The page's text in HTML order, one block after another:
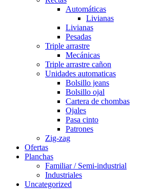
Automáticas
Livianas
Livianas
Pesadas
Triple arrastre
Mecánicas
Triple arrastre cañon
Unidades automaticas
Bolsillo jeans
Bolsillo ojal
Cartera de chombas
Ojales
Pasa cinto
Patrones
Zig-zag
Ofertas
Planchas
Familiar / Semi-industrial
Industriales
Uncategorized